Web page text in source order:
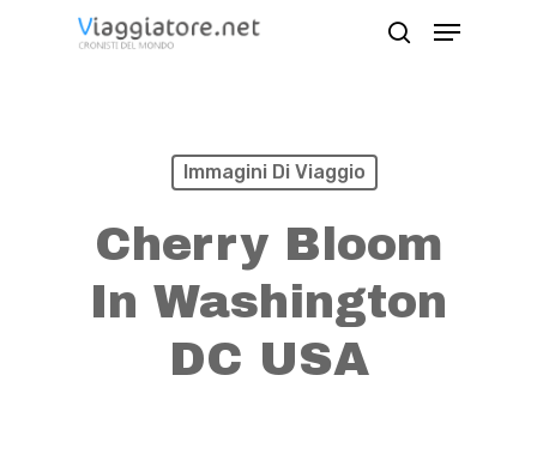
Menu
Immagini Di Viaggio
Cherry Bloom
In Washington
DC USA